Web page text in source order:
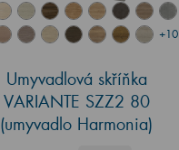
+10
Umyvadlová skříňka
VARIANTE SZZ2 80
(umyvadlo Harmonia)